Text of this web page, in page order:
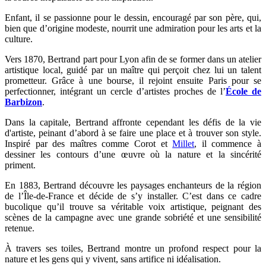
Enfant, il se passionne pour le dessin, encouragé par son père, qui,
bien que d’origine modeste, nourrit une admiration pour les arts et la
culture.
Vers 1870, Bertrand part pour Lyon afin de se former dans un atelier
artistique local, guidé par un maître qui perçoit chez lui un talent
prometteur. Grâce à une bourse, il rejoint ensuite Paris pour se
perfectionner, intégrant un cercle d’artistes proches de l’École de
Barbizon.
Dans la capitale, Bertrand affronte cependant les défis de la vie
d'artiste, peinant d’abord à se faire une place et à trouver son style.
Inspiré par des maîtres comme Corot etMillet, il commence à
dessiner les contours d’une œuvre où la nature et la sincérité
priment.
En 1883, Bertrand découvre les paysages enchanteurs de la région
de l’Île-de-France et décide de s’y installer. C’est dans ce cadre
bucolique qu’il trouve sa véritable voix artistique, peignant des
scènes de la campagne avec une grande sobriété et une sensibilité
retenue.
À travers ses toiles, Bertrand montre un profond respect pour la
nature et les gens qui y vivent, sans artifice ni idéalisation.